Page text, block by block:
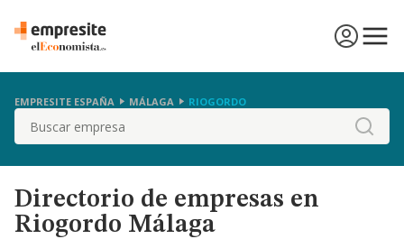
EMPRESITE ESPAÑA MÁLAGA RIOGORDO
Buscar
Directorio de empresas en
Riogordo Málaga